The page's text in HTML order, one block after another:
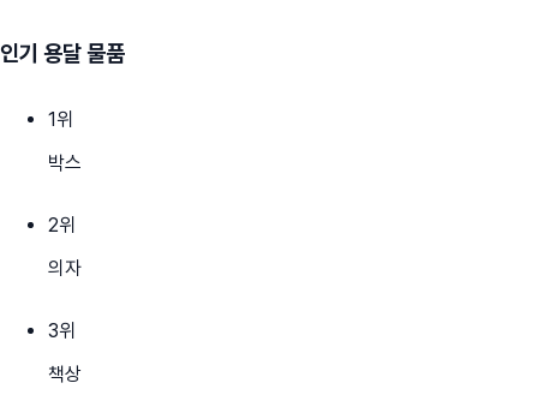
인기 용달 물품
1위
박스
2위
의자
3위
책상